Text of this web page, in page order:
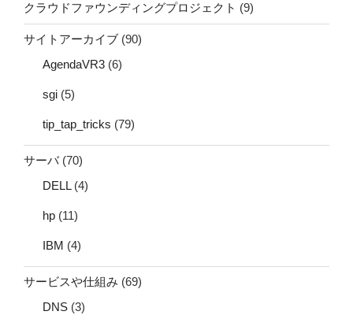
クラウドファウンディングプロジェクト (9)
サイトアーカイブ (90)
AgendaVR3 (6)
sgi (5)
tip_tap_tricks (79)
サーバ(70)
DELL(4)
hp (11)
IBM (4)
サービスや仕組み (69)
DNS (3)